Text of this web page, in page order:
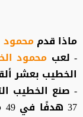
ماذا قدممحمود
- لعب محمود
الخطيب بعشر ألقاب
- صنع الخطيب